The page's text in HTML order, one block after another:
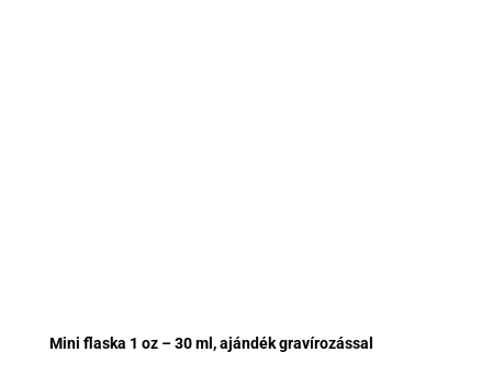
Mini flaska 1 oz – 30 ml, ajándék gravírozással